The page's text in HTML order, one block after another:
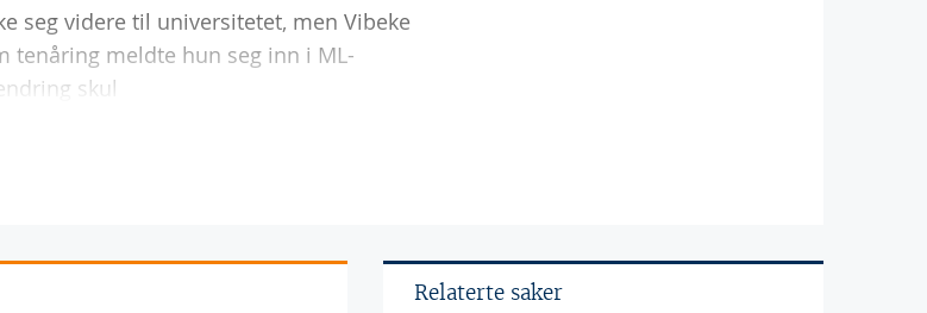
seg videre til universitetet, men Vibeke
tenåring meldte hun seg inn i ML-
skul
Relaterte saker